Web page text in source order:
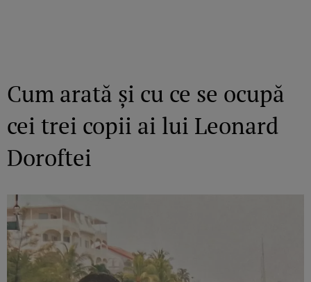
Cum arată și cu ce se ocupă
cei trei copii ai lui Leonard
Doroftei